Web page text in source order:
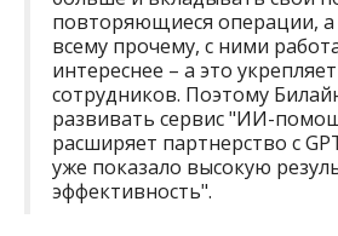
повторяющиеся операции,
всему прочему, с ними
интереснее – а это
сотрудников. Поэтому
развивать сервис "ИИ-
расширяет партнерство с
уже показало высокую
эффективность".